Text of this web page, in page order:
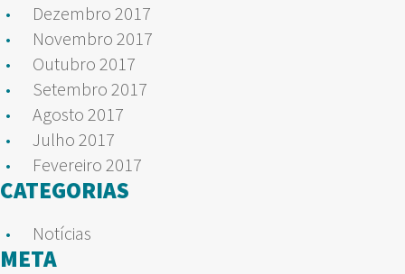
Dezembro 2017
Novembro 2017
Outubro 2017
Setembro 2017
Agosto 2017
Julho 2017
Fevereiro 2017
CATEGORIAS
Notícias
META